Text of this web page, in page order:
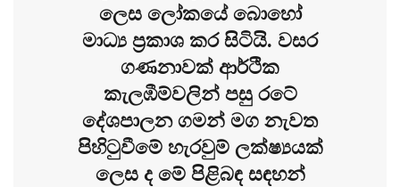
ලෙස ලෝකයේ බොහෝ
මාධ්‍ය ප්‍රකාශ කර සිටියි. වසර
ගණනාවක් ආර්ථික
කැලඹීම්වලින් පසු රටේ
දේශපාලන ගමන් මග නැවත
පිහිටුවීමේ හැරවුම් ලක්ෂ්‍යයක්
ලෙස ද මේ පිළිබඳ සඳහන්